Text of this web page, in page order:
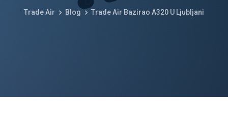
Trade Air Blog Trade Air Bazirao A320 U Ljubljani